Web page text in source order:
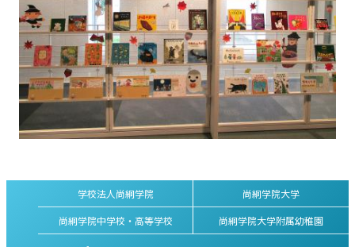
学校法人尚絅学院
尚絅学院大学
尚絅学院中学校・高等学校
尚絅学院大学附属幼稚園